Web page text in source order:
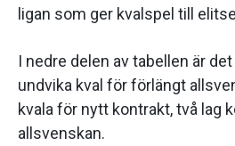
ligan som ger kvalspel till
I nedre delen av tabellen är
undvika kval för förlängt
kvala för nytt kontrakt, två lag
allsvenskan.